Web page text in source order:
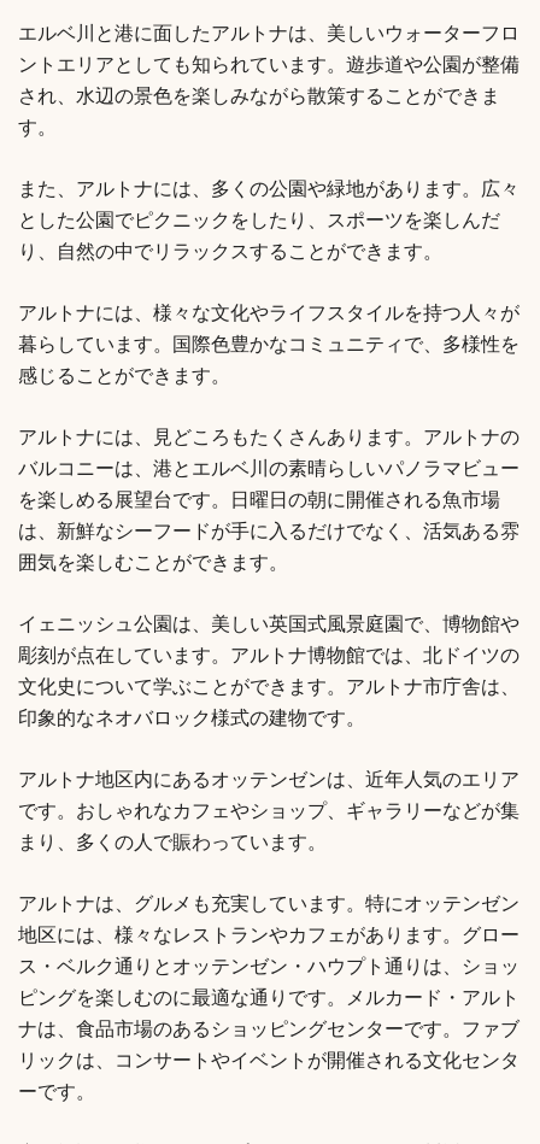
エルベ川と港に面したアルトナは、美しいウォーターフロ
ントエリアとしても知られています。遊歩道や公園が整備
され、水辺の景色を楽しみながら散策することができま
す。
また、アルトナには、多くの公園や緑地があります。広々
とした公園でピクニックをしたり、スポーツを楽しんだ
り、自然の中でリラックスすることができます。
アルトナには、様々な文化やライフスタイルを持つ人々が
暮らしています。国際色豊かなコミュニティで、多様性を
感じることができます。
アルトナには、見どころもたくさんあります。アルトナの
バルコニーは、港とエルベ川の素晴らしいパノラマビュー
を楽しめる展望台です。日曜日の朝に開催される魚市場
は、新鮮なシーフードが手に入るだけでなく、活気ある雰
囲気を楽しむことができます。
イェニッシュ公園は、美しい英国式風景庭園で、博物館や
彫刻が点在しています。アルトナ博物館では、北ドイツの
文化史について学ぶことができます。アルトナ市庁舎は、
印象的なネオバロック様式の建物です。
アルトナ地区内にあるオッテンゼンは、近年人気のエリア
です。おしゃれなカフェやショップ、ギャラリーなどが集
まり、多くの人で賑わっています。
アルトナは、グルメも充実しています。特にオッテンゼン
地区には、様々なレストランやカフェがあります。グロー
ス・ベルク通りとオッテンゼン・ハウプト通りは、ショッ
ピングを楽しむのに最適な通りです。メルカード・アルト
ナは、食品市場のあるショッピングセンターです。ファブ
リックは、コンサートやイベントが開催される文化センタ
ーです。